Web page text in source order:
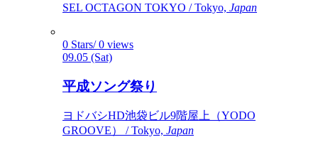
SEL OCTAGON TOKYO / Tokyo, Japan
0 Stars/ 0 views
09.05 (Sat)
平成ソング祭り
ヨドバシHD池袋ビル9階屋上（YODO
GROOVE） / Tokyo, Japan